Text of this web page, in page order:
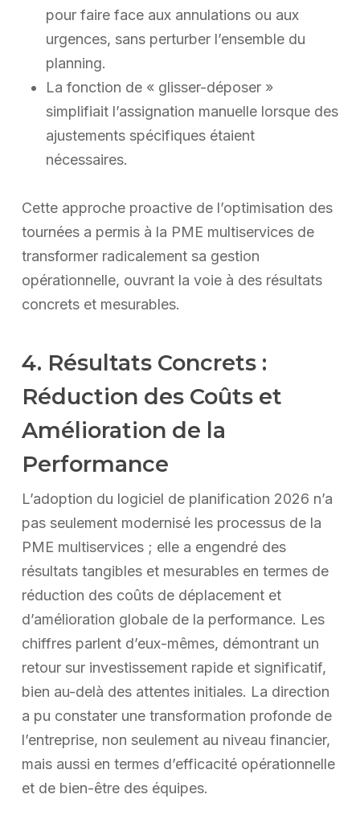
pour faire face aux annulations ou aux
urgences, sans perturber l’ensemble du
planning.
La fonction de « glisser-déposer »
simplifiait l’assignation manuelle lorsque des
ajustements spécifiques étaient
nécessaires.
Cette approche proactive de l’optimisation des
tournées a permis à la PME multiservices de
transformer radicalement sa gestion
opérationnelle, ouvrant la voie à des résultats
concrets et mesurables.
4. Résultats Concrets :
Réduction des Coûts et
Amélioration de la
Performance
L’adoption du logiciel de planification 2026 n’a
pas seulement modernisé les processus de la
PME multiservices ; elle a engendré des
résultats tangibles et mesurables en termes de
réduction des coûts de déplacement et
d’amélioration globale de la performance. Les
chiffres parlent d’eux-mêmes, démontrant un
retour sur investissement rapide et significatif,
bien au-delà des attentes initiales. La direction
a pu constater une transformation profonde de
l’entreprise, non seulement au niveau financier,
mais aussi en termes d’efficacité opérationnelle
et de bien-être des équipes.